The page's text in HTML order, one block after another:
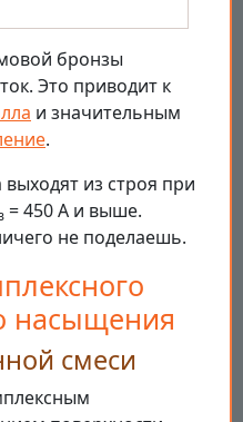
бронзы
Это приводит к
и значительным
.
из строя при
= 450 А и выше.
не поделаешь.
насыщения
смеси